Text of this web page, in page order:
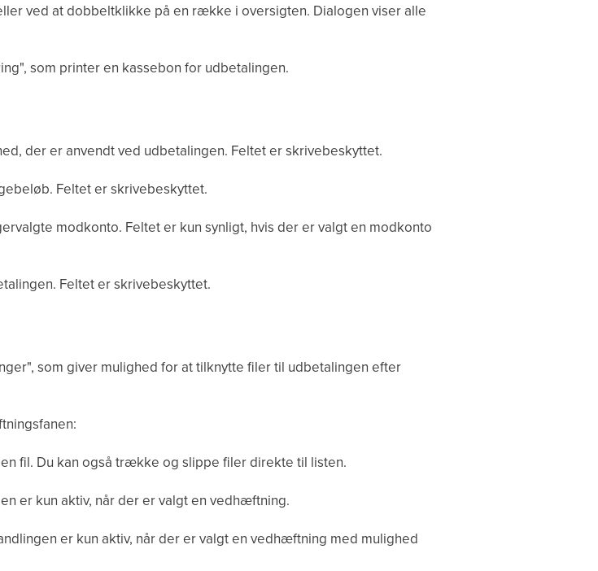
ved at dobbeltklikke på en række i oversigten. Dialogen viser alle
som printer en kassebon for udbetalingen.
der er anvendt ved udbetalingen. Feltet er skrivebeskyttet.
Feltet er skrivebeskyttet.
modkonto. Feltet er kun synligt, hvis der er valgt en modkonto
Feltet er skrivebeskyttet.
som giver mulighed for at tilknytte filer til udbetalingen efter
fil. Du kan også trække og slippe filer direkte til listen.
er kun aktiv, når der er valgt en vedhæftning.
er kun aktiv, når der er valgt en vedhæftning med mulighed